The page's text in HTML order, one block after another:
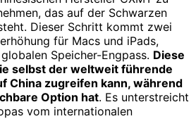
das auf der Schwarzen
Dieser Schritt kommt zwei
für Macs und iPads,
Speicher-Engpass. Diese
selbst der weltweit führende
China zugreifen kann, während
Option hat. Es unterstreicht
vom internationalen